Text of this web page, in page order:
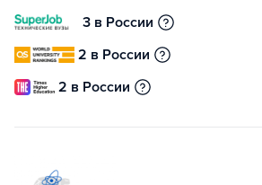
3 в России
2 в России
2 в России